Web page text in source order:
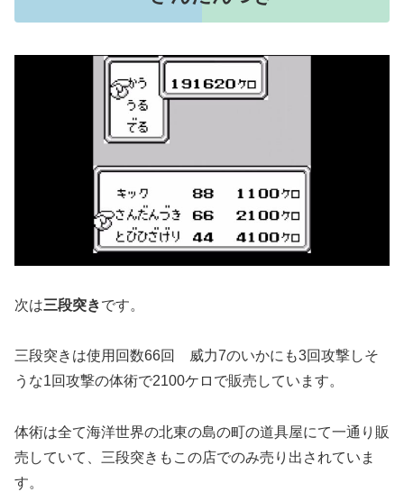
次は三段突きです。
三段突きは使用回数66回 威力7のいかにも3回攻撃しそ
うな1回攻撃の体術で2100ケロで販売しています。
体術は全て海洋世界の北東の島の町の道具屋にて一通り販
売していて、三段突きもこの店でのみ売り出されていま
す。